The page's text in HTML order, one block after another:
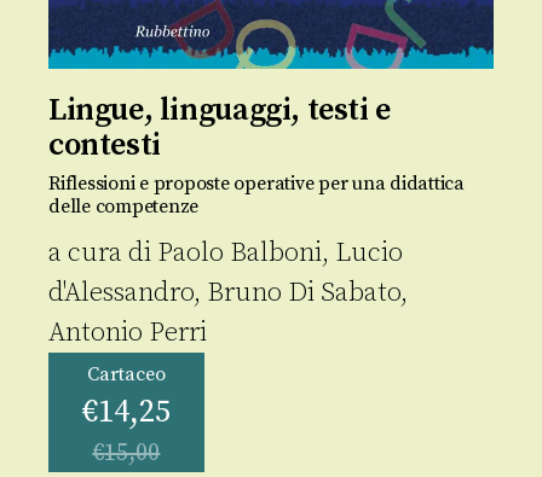
Lingue, linguaggi, testi e
contesti
Riflessioni e proposte operative per una didattica
delle competenze
a cura di Paolo Balboni, Lucio
d'Alessandro, Bruno Di Sabato,
Antonio Perri
Cartaceo
€14,25
€15,00